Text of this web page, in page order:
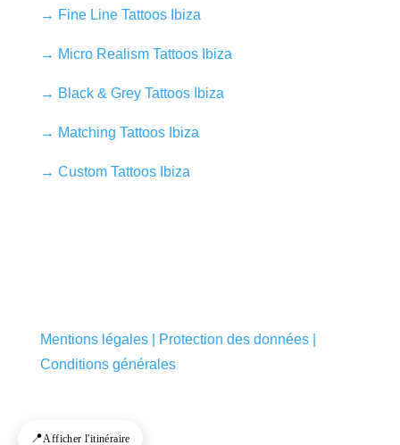
→ Fine Line Tattoos Ibiza
→ Micro Realism Tattoos Ibiza
→ Black & Grey Tattoos Ibiza
→ Matching Tattoos Ibiza
→ Custom Tattoos Ibiza
Mentions légales | Protection des données |
Conditions générales
📍Afficher l'itinéraire